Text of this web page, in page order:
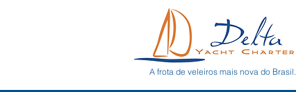
A frota de veleiros mais nova do Brasil.